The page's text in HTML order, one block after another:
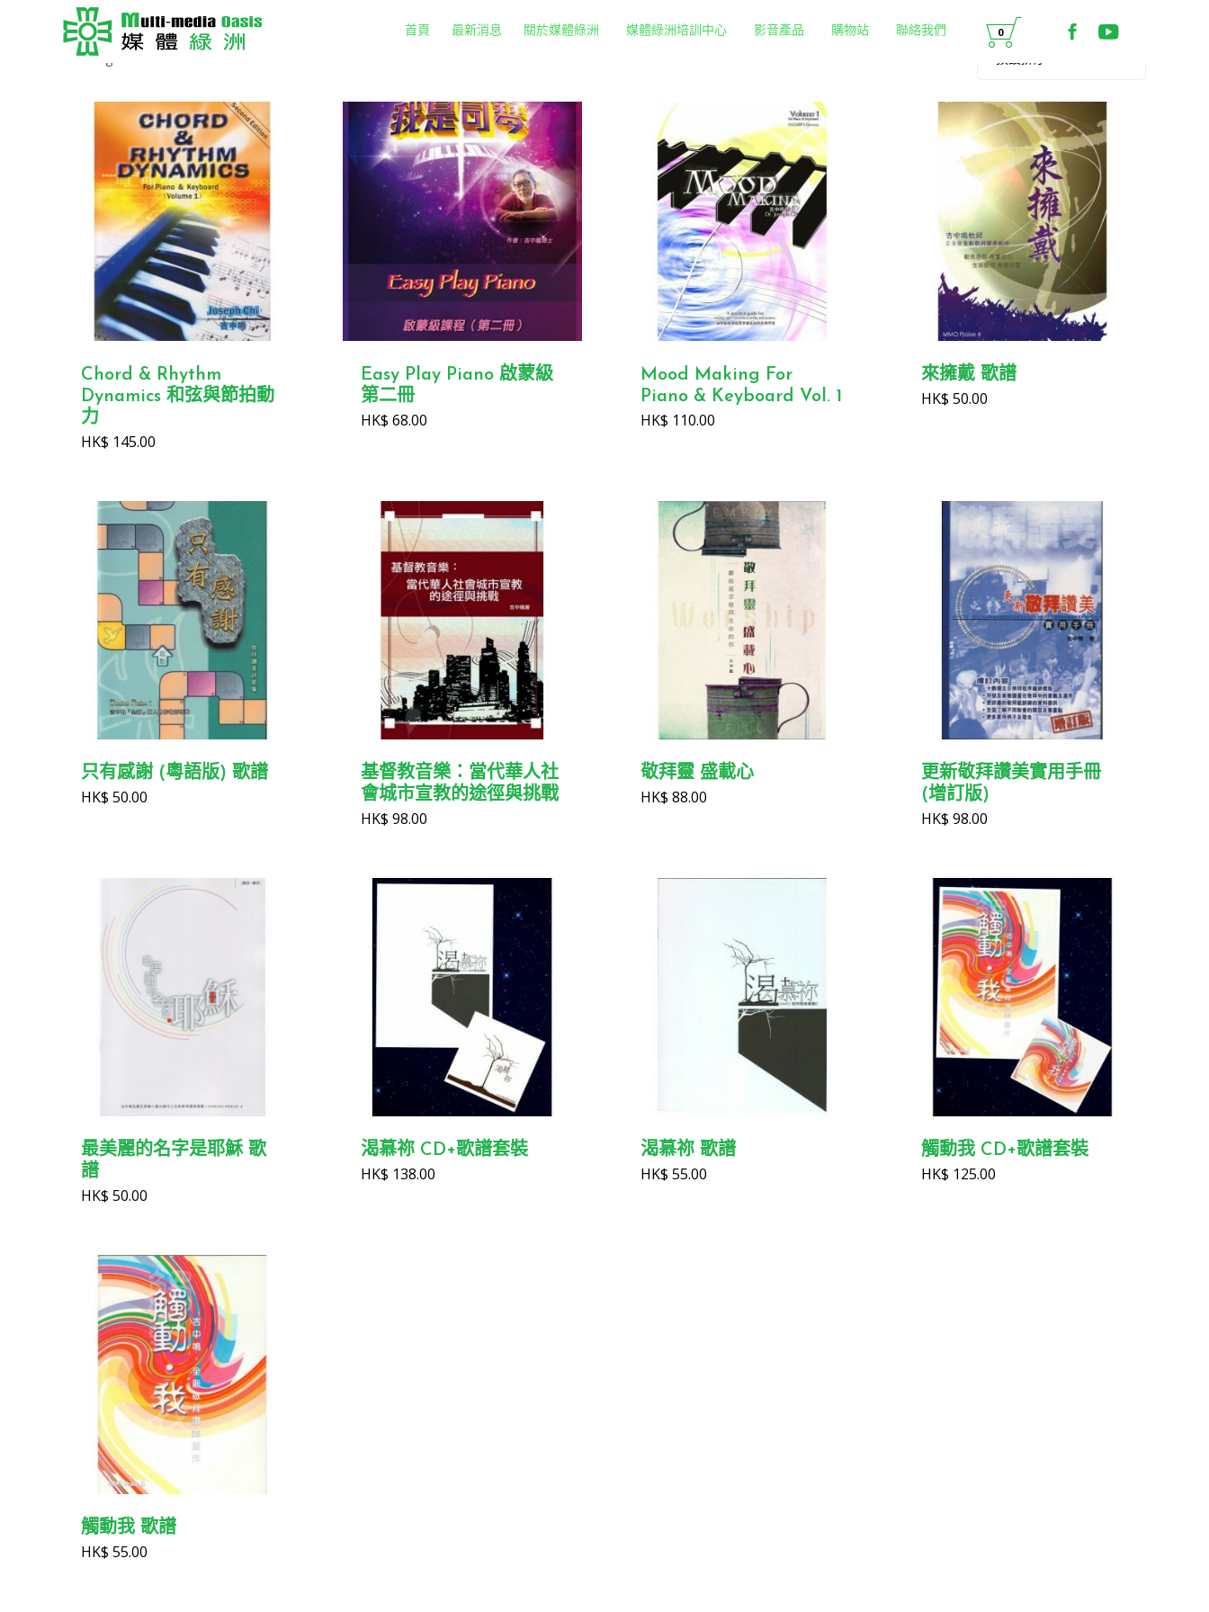
content
首頁 最新消息 關於媒體綠洲 媒體綠洲培訓中心 影音產品 購物站 聯絡我們 
0 歡迎來到 MMO 媒體
媒體綠洲MMO
Showing all 13 results
Chord & Rhythm
Dynamics 和弦與節拍動
力
HK$ 145.00
Easy Play Piano 啟蒙級
第二冊
HK$68.00
Mood Making For
Piano & Keyboard Vol. 1
HK$ 110.00
來擁戴 歌譜
HK$ 50.00
只有感謝 (粵語版) 歌譜
HK$ 50.00
基督教音樂：當代華人社
會城市宣教的途徑與挑戰
HK$98.00
敬拜靈 盛載心
HK$88.00
更新敬拜讚美實用手冊
(增訂版)
HK$ 98.00
最美麗的名字是耶穌 歌
譜
HK$ 50.00
渴慕祢 CD+歌譜套裝
HK$ 138.00
渴慕祢 歌譜
HK$55.00
觸動我 CD+歌譜套裝
HK$ 125.00
觸動我 歌譜
HK$ 55.00